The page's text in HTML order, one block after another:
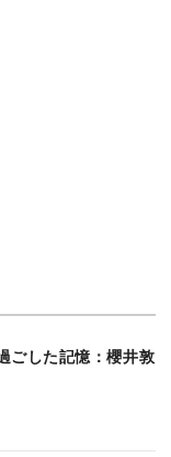
ごした記憶：櫻井敦